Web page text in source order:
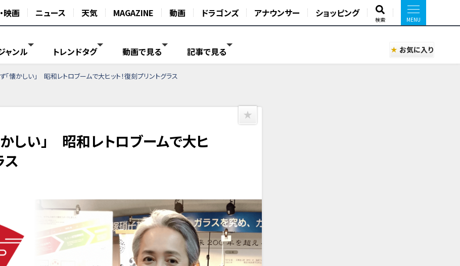
映画 ニュース 天気 MAGAZINE 動画 ドラゴンズ アナウンサー ショッピング
検索
ャンル トレンドタグ 動画で見る 記事で見る お気に入り
「懐かしい」 昭和レトロブームで大ヒット！復刻プリントグラス
しい」 昭和レトロブームで大ヒ
ス